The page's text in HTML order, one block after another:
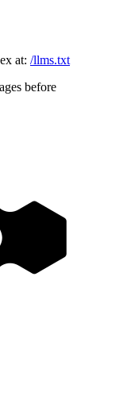
at: /llms.txt
before